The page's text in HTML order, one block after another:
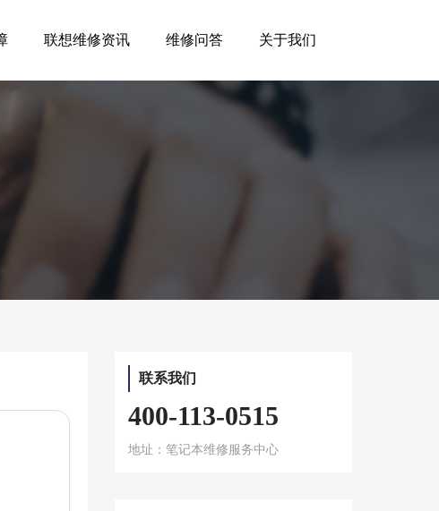
联想维修资讯 维修问答 关于我们
联系我们
400-113-0515
地址：笔记本维修服务中心